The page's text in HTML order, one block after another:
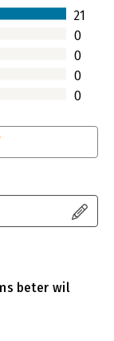
21
0
0
0
0
beter wil